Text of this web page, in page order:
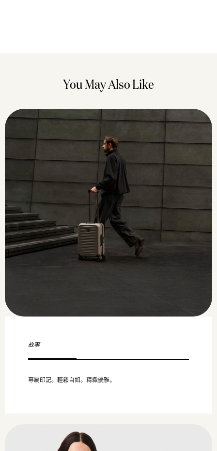
You May Also Like
故事
專屬印記。輕鬆自如。精緻優雅。